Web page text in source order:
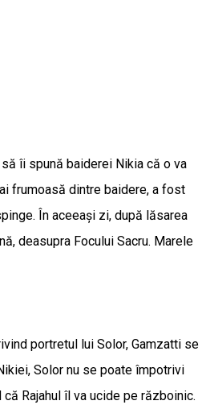
îi spună baiderei Nikia că o va
frumoasă dintre baidere, a fost
În aceeași zi, după lăsarea
deasupra Focului Sacru. Marele
portretul lui Solor, Gamzatti se
Solor nu se poate împotrivi
Rajahul îl va ucide pe războinic.